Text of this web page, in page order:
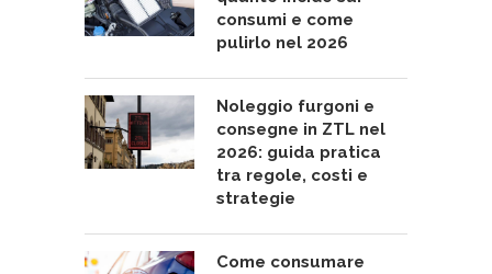
consumi e come
pulirlo nel 2026
Noleggio furgoni e
consegne in ZTL nel
2026: guida pratica
tra regole, costi e
strategie
Come consumare